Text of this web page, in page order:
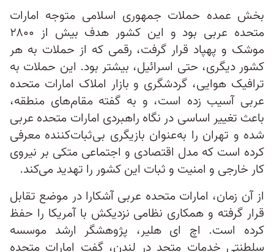
بخش عمده حملات جمهوری اسلامی متوجه امارات
متحده عربی بود و این کشور هدف بیش از ۲۸۰۰
موشک و پهپاد قرار گرفت، رقمی که از حملات به هر
کشور دیگری، حتی اسرائیل، بیشتر بود. این حملات به
ترافیک هوایی، گردشگری و بازار املاک امارات متحده
عربی آسیب زده است، و به گفته مقام‌های منطقه،
باعث تغییر اساسی در نگاه راهبردی امارات متحده عربی
شده و تهران را به‌عنوان بازیگری بی‌ثبات‌کننده معرفی
کرده است که مدل اقتصادی و اجتماعی متکی بر نیروی
کار خارجی و امنیت و ثبات این کشور را تهدید می‌کند.
از آن زمان، امارات متحده عربی آشکارا در موضع تقابل
قرار گرفته و همکاری نظامی نزدیکش با آمریکا را حفظ
کرده است. اچ ای هلیر، پژوهشگر ارشد موسسه
سلطنتی خدمات متحد در لندن، گفت امارات متحده